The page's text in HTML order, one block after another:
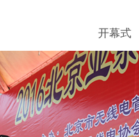
开幕式